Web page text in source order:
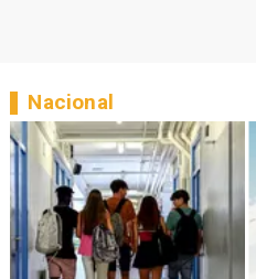
Nacional